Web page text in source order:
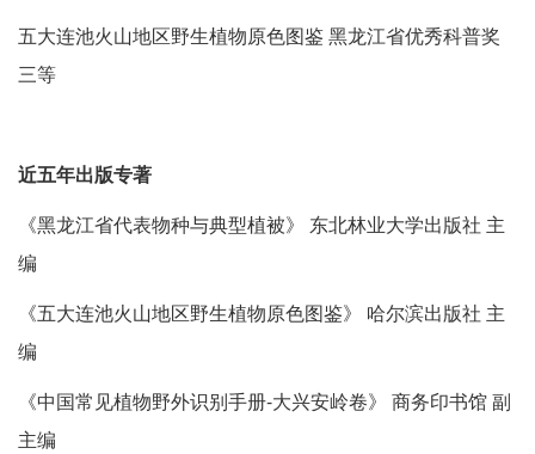
五大连池火山地区野生植物原色图鉴 黑龙江省优秀科普奖
三等
近五年出版专著
《黑龙江省代表物种与典型植被》 东北林业大学出版社 主
编
《五大连池火山地区野生植物原色图鉴》 哈尔滨出版社 主
编
《中国常见植物野外识别手册-大兴安岭卷》 商务印书馆 副
主编